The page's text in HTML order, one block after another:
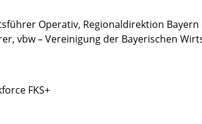
Operativ, Regionaldirektion
vbw – Vereinigung der Bayerischen
FKS+